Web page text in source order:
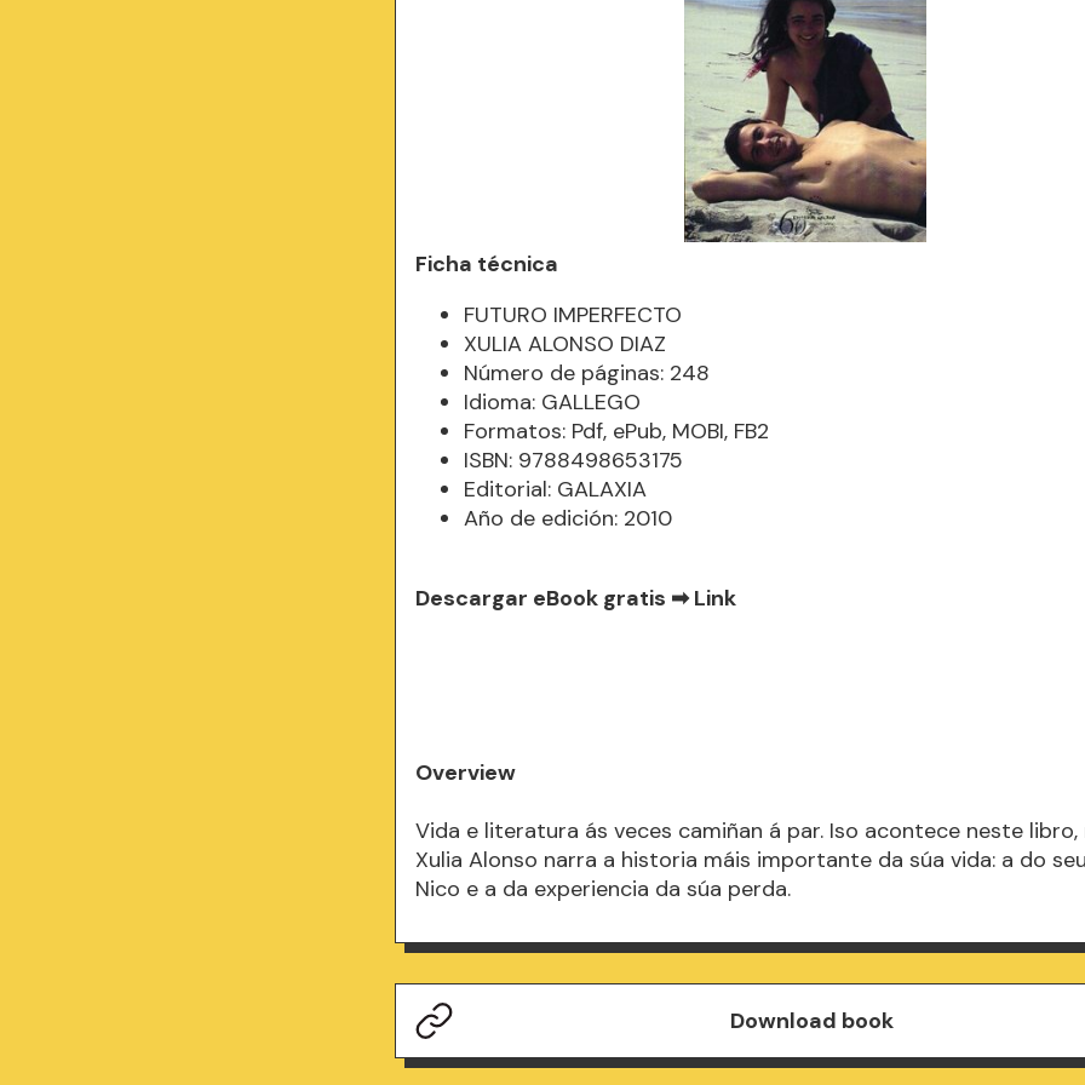
Ficha técnica
FUTURO IMPERFECTO
XULIA ALONSO DIAZ
Número de páginas: 248
Idioma: GALLEGO
Formatos: Pdf, ePub, MOBI, FB2
ISBN: 9788498653175
Editorial: GALAXIA
Año de edición: 2010
Descargar eBook gratis ➡Link
Overview
Vida e literatura ás veces camiñan á par. Iso acontece neste libro,
Xulia Alonso narra a historia máis importante da súa vida: a do
Nico e a da experiencia da súa perda.
Download book